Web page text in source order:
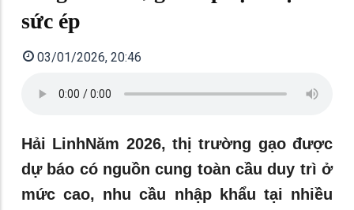
sức ép
03/01/2026, 20:46
Hải LinhNăm 2026, thị trường gạo được
dự báo có nguồn cung toàn cầu duy trì ở
mức cao, nhu cầu nhập khẩu tại nhiều